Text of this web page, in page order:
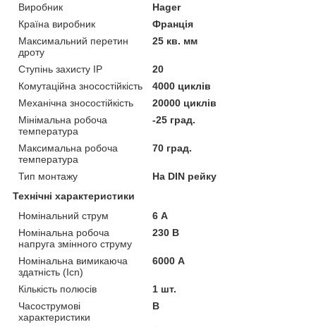
Виробник
Hager
Країна виробник
Франція
Максимальний перетин
дроту
25 кв. мм
Ступінь захисту IP
20
Комутаційна зносостійкість
4000 циклів
Механічна зносостійкість
20000 циклів
Мінімальна робоча
температура
-25 град.
Максимальна робоча
температура
70 град.
Тип монтажу
На DIN рейку
Технічні характеристики
Номінальний струм
6 А
Номінальна робоча
напруга змінного струму
230 В
Номінальна вимикаюча
здатність (Icn)
6000 А
Кількість полюсів
1 шт.
Часострумові
характеристики
B